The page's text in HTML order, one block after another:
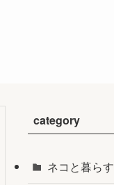
category
ネコと暮らす